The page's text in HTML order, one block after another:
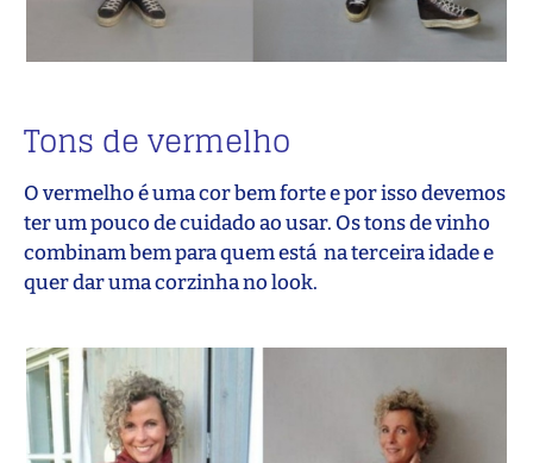
Tons de vermelho
O vermelho é uma cor bem forte e por isso devemos
ter um pouco de cuidado ao usar. Os tons de vinho
combinam bem para quem está na terceira idade e
quer dar uma corzinha no look.